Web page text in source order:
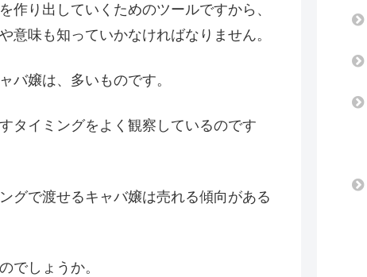
作り出していくためのツールですから、
意味も知っていかなければなりません。
バ嬢は、多いものです。
タイミングをよく観察しているのです
グで渡せるキャバ嬢は売れる傾向がある
でしょうか。